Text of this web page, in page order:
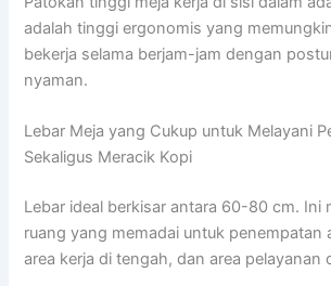
adalah tinggi ergonomis yang
bekerja selama berjam-jam dengan
nyaman.
Lebar Meja yang Cukup untuk Melayani
Sekaligus Meracik Kopi
Lebar ideal berkisar antara 60-80 cm. Ini
ruang yang memadai untuk penempatan
area kerja di tengah, dan area pelayanan